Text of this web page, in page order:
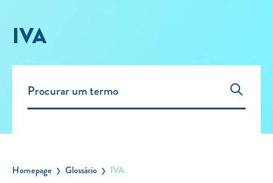
Energia verde
Carregar Fora de Casa
Leituras
IVA
Homepage Glossário IVA